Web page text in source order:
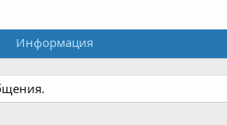
Информация